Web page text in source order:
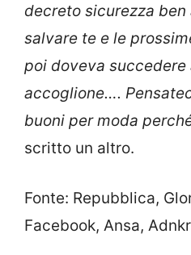
decreto sicurezza
salvare te e le
poi doveva succedere
accoglione….
buoni per moda
scritto un altro.
Fonte: Repubblica,
Facebook, Ansa,